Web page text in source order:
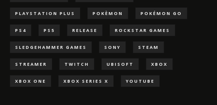
PLAYSTATION PLUS POKÈMON POKÉMON GO
PS4 PS5 RELEASE ROCKSTAR GAMES
SLEDGEHAMMER GAMES SONY STEAM
STREAMER TWITCH UBISOFT XBOX
XBOX ONE XBOX SERIES X YOUTUBE